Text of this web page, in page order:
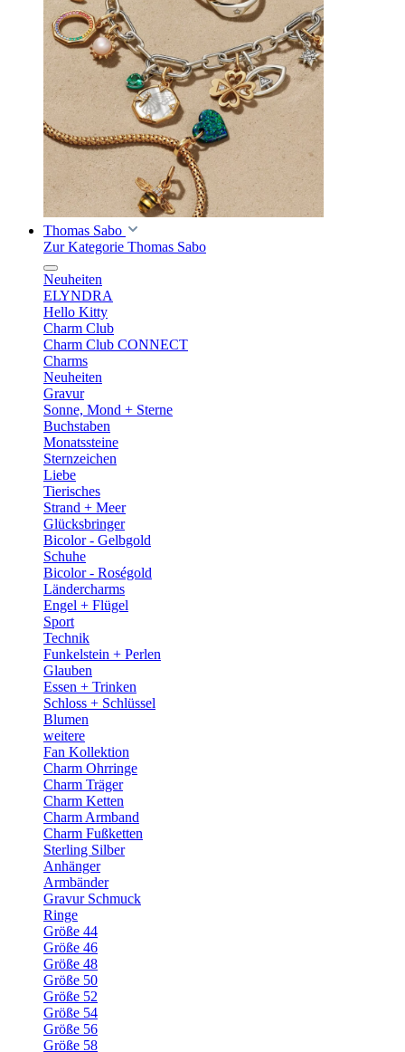
Thomas Sabo
Zur Kategorie Thomas Sabo
Neuheiten
ELYNDRA
Hello Kitty
Charm Club
Charm Club CONNECT
Charms
Neuheiten
Gravur
Sonne, Mond + Sterne
Buchstaben
Monatssteine
Sternzeichen
Liebe
Tierisches
Strand + Meer
Glücksbringer
Bicolor - Gelbgold
Schuhe
Bicolor - Roségold
Ländercharms
Engel + Flügel
Sport
Technik
Funkelstein + Perlen
Glauben
Essen + Trinken
Schloss + Schlüssel
Blumen
weitere
Fan Kollektion
Charm Ohrringe
Charm Träger
Charm Ketten
Charm Armband
Charm Fußketten
Sterling Silber
Anhänger
Armbänder
Gravur Schmuck
Ringe
Größe 44
Größe 46
Größe 48
Größe 50
Größe 52
Größe 54
Größe 56
Größe 58